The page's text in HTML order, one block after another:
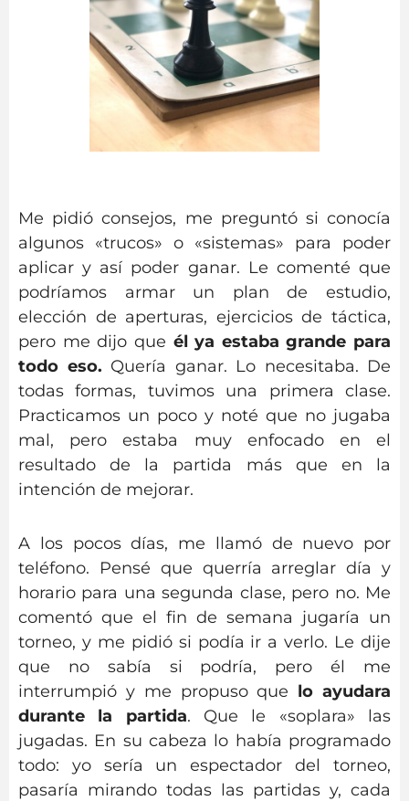
Me pidió consejos, me preguntó si conocía
algunos «trucos» o «sistemas» para poder
aplicar y así poder ganar. Le comenté que
podríamos armar un plan de estudio,
elección de aperturas, ejercicios de táctica,
pero me dijo que él ya estaba grande para
todo eso. Quería ganar. Lo necesitaba. De
todas formas, tuvimos una primera clase.
Practicamos un poco y noté que no jugaba
mal, pero estaba muy enfocado en el
resultado de la partida más que en la
intención de mejorar.
A los pocos días, me llamó de nuevo por
teléfono. Pensé que querría arreglar día y
horario para una segunda clase, pero no. Me
comentó que el fin de semana jugaría un
torneo, y me pidió si podía ir a verlo. Le dije
que no sabía si podría, pero él me
interrumpió y me propuso que lo ayudara
durante la partida. Que le «soplara» las
jugadas. En su cabeza lo había programado
todo: yo sería un espectador del torneo,
pasaría mirando todas las partidas y, cada